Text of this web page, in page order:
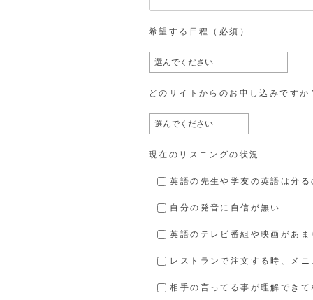
希望する日程（必須）
どのサイトからのお申し込みですか
現在のリスニングの状況
英語の先生や学友の英語は分
自分の発音に自信が無い
英語のテレビ番組や映画があ
レストランで注文する時、メ
相手の言ってる事が理解でき